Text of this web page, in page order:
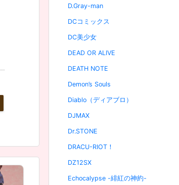
D.Gray-man
DCコミックス
DC美少女
DEAD OR ALIVE
DEATH NOTE
Demon’s Souls
Diablo（ディアブロ）
DJMAX
Dr.STONE
DRACU-RIOT！
DZ12SX
Echocalypse -緋紅の神約-